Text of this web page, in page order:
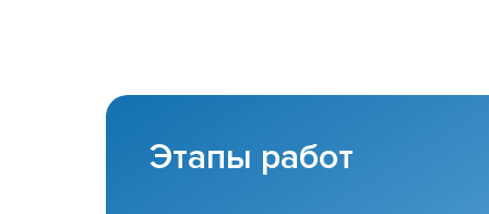
Этапы работ